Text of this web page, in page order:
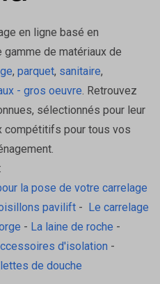
en ligne basé en
gamme de matériaux de
, parquet, sanitaire,
- gros oeuvre. Retrouvez
sélectionnés pour leur
compétitifs pour tous vos
la pose de votre carrelage
pavilift- Le carrelage
- La laine de roche -
d'isolation -
de douche